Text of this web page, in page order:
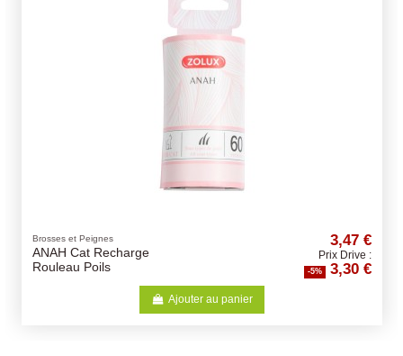
Brosses et Peignes
ANAH Cat Recharge
Rouleau Poils
3,47 €
Prix Drive :
-5% 3,30 €
Ajouter au panier